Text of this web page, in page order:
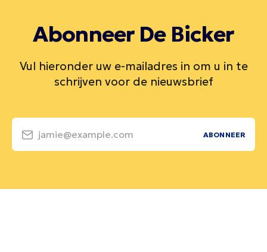
Abonneer De Bicker
Vul hieronder uw e-mailadres in om u in te
schrijven voor de nieuwsbrief
jamie@example.com ABONNEER